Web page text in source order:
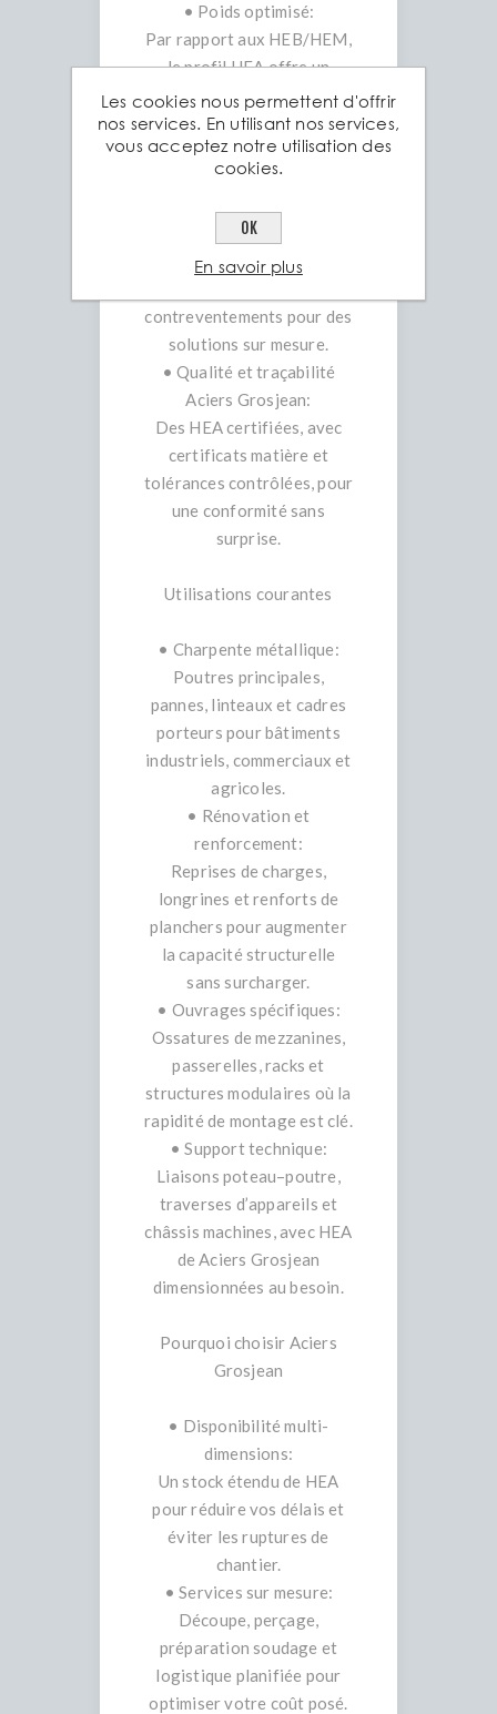
• Poids optimisé:
Par rapport aux HEB/HEM,
le profil HEA offre un
compromis robuste/léger,
réduisant les coûts de
transport et de levage.
• Polyvalence
Faciles à souder, boulonner
et intégrer avec plaques,
contreventements pour des
solutions sur mesure.
• Qualité et traçabilité
Aciers Grosjean:
Des HEA certifiées, avec
certificats matière et
tolérances contrôlées, pour
une conformité sans
surprise.
Utilisations courantes
• Charpente métallique:
Poutres principales,
pannes, linteaux et cadres
porteurs pour bâtiments
industriels, commerciaux et
agricoles.
• Rénovation et
renforcement:
Reprises de charges,
longrines et renforts de
planchers pour augmenter
la capacité structurelle
sans surcharger.
• Ouvrages spécifiques:
Ossatures de mezzanines,
passerelles, racks et
structures modulaires où la
rapidité de montage est clé.
• Support technique:
Liaisons poteau–poutre,
traverses d’appareils et
châssis machines, avec HEA
de Aciers Grosjean
dimensionnées au besoin.
Pourquoi choisir Aciers
Grosjean
• Disponibilité multi-
dimensions:
Un stock étendu de HEA
pour réduire vos délais et
éviter les ruptures de
chantier.
• Services sur mesure:
Découpe, perçage,
préparation soudage et
logistique planifiée pour
optimiser votre coût posé.
Les cookies nous permettent d'offrir
nos services. En utilisant nos services,
vous acceptez notre utilisation des
cookies.
OK
En savoir plus